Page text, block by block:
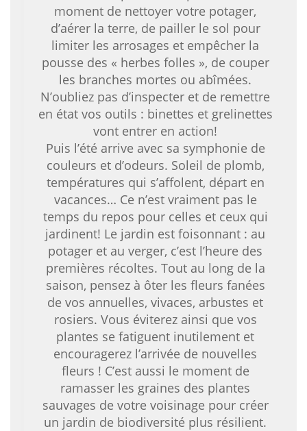
moment de nettoyer votre potager,
d’aérer la terre, de pailler le sol pour
limiter les arrosages et empêcher la
pousse des « herbes folles », de couper
les branches mortes ou abîmées.
N’oubliez pas d’inspecter et de remettre
en état vos outils : binettes et grelinettes
vont entrer en action!
Puis l’été arrive avec sa symphonie de
couleurs et d’odeurs. Soleil de plomb,
températures qui s’affolent, départ en
vacances… Ce n’est vraiment pas le
temps du repos pour celles et ceux qui
jardinent! Le jardin est foisonnant : au
potager et au verger, c’est l’heure des
premières récoltes. Tout au long de la
saison, pensez à ôter les fleurs fanées
de vos annuelles, vivaces, arbustes et
rosiers. Vous éviterez ainsi que vos
plantes se fatiguent inutilement et
encouragerez l’arrivée de nouvelles
fleurs ! C’est aussi le moment de
ramasser les graines des plantes
sauvages de votre voisinage pour créer
un jardin de biodiversité plus résilient.